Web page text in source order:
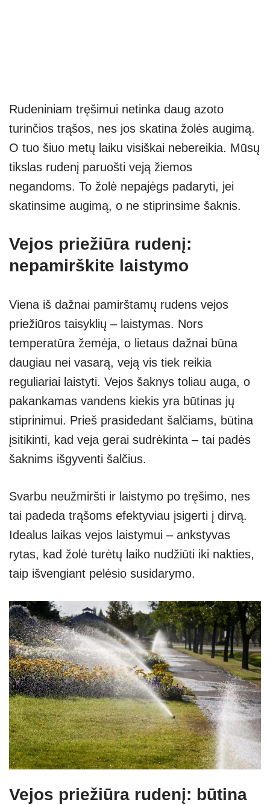
Rudeniniam tręšimui netinka daug azoto
turinčios trąšos, nes jos skatina žolės augimą.
O tuo šiuo metų laiku visiškai nebereikia. Mūsų
tikslas rudenį paruošti veją žiemos
negandoms. To žolė nepajėgs padaryti, jei
skatinsime augimą, o ne stiprinsime šaknis.
Vejos priežiūra rudenį:
nepamirškite laistymo
Viena iš dažnai pamirštamų rudens vejos
priežiūros taisyklių – laistymas. Nors
temperatūra žemėja, o lietaus dažnai būna
daugiau nei vasarą, veją vis tiek reikia
reguliariai laistyti. Vejos šaknys toliau auga, o
pakankamas vandens kiekis yra būtinas jų
stiprinimui. Prieš prasidedant šalčiams, būtina
įsitikinti, kad veja gerai sudrėkinta – tai padės
šaknims išgyventi šalčius.
Svarbu neužmiršti ir laistymo po tręšimo, nes
tai padeda trąšoms efektyviau įsigerti į dirvą.
Idealus laikas vejos laistymui – ankstyvas
rytas, kad žolė turėtų laiko nudžiūti iki nakties,
taip išvengiant pelėsio susidarymo.
Vejos priežiūra rudenį: būtina